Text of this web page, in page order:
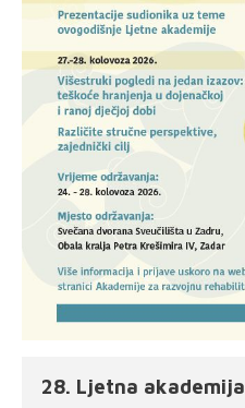
28. Ljetna akademija